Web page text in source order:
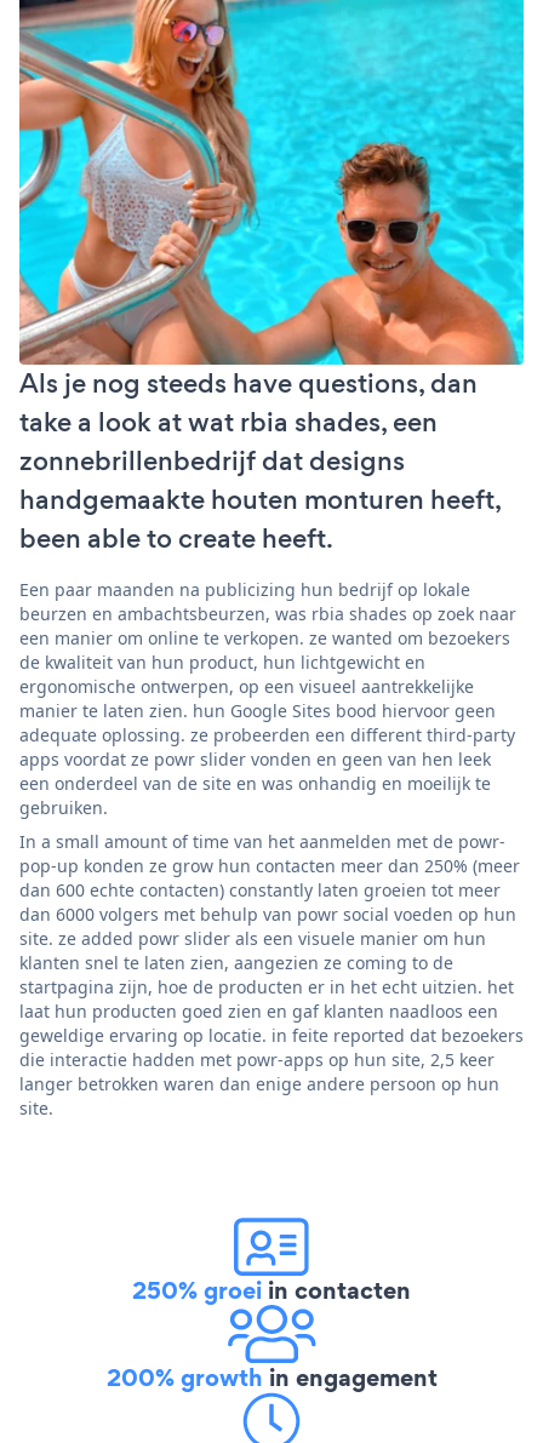
Als je nog steeds have questions, dan
take a look at wat rbia shades, een
zonnebrillenbedrijf dat designs
handgemaakte houten monturen heeft,
been able to create heeft.
Een paar maanden na publicizing hun bedrijf op lokale
beurzen en ambachtsbeurzen, was rbia shades op zoek naar
een manier om online te verkopen. ze wanted om bezoekers
de kwaliteit van hun product, hun lichtgewicht en
ergonomische ontwerpen, op een visueel aantrekkelijke
manier te laten zien. hun Google Sites bood hiervoor geen
adequate oplossing. ze probeerden een different third-party
apps voordat ze powr slider vonden en geen van hen leek
een onderdeel van de site en was onhandig en moeilijk te
gebruiken.
In a small amount of time van het aanmelden met de powr-
pop-up konden ze grow hun contacten meer dan 250% (meer
dan 600 echte contacten) constantly laten groeien tot meer
dan 6000 volgers met behulp van powr social voeden op hun
site. ze added powr slider als een visuele manier om hun
klanten snel te laten zien, aangezien ze coming to de
startpagina zijn, hoe de producten er in het echt uitzien. het
laat hun producten goed zien en gaf klanten naadloos een
geweldige ervaring op locatie. in feite reported dat bezoekers
die interactie hadden met powr-apps op hun site, 2,5 keer
langer betrokken waren dan enige andere persoon op hun
site.
250% groei in contacten
200% growth in engagement